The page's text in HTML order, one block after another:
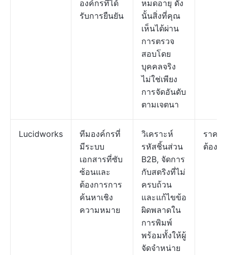
องค์กรที่ได้
รับการยืนยัน
หมดอายุ ดัง
นั้นสิ่งที่คุณ
เห็นได้ผ่าน
การตรวจ
สอบโดย
บุคคลจริง
ไม่ใช่เพียง
การจัดอันดับ
ตามเจตนา
Lucidworks
ทีมองค์กรที่
มีระบบ
เอกสารที่ซับ
ซ้อนและ
ต้องการการ
ค้นหาเชิง
ความหมาย
วิเคราะห์
รหัสชิ้นส่วน
B2B, จัดการ
กับสตริงที่ไม่
ครบถ้วน
และแก้ไขข้อ
ผิดพลาดใน
การพิมพ์
พร้อมทั้งให้ผู้
จัดจำหน่าย
ราคา
ต้องก